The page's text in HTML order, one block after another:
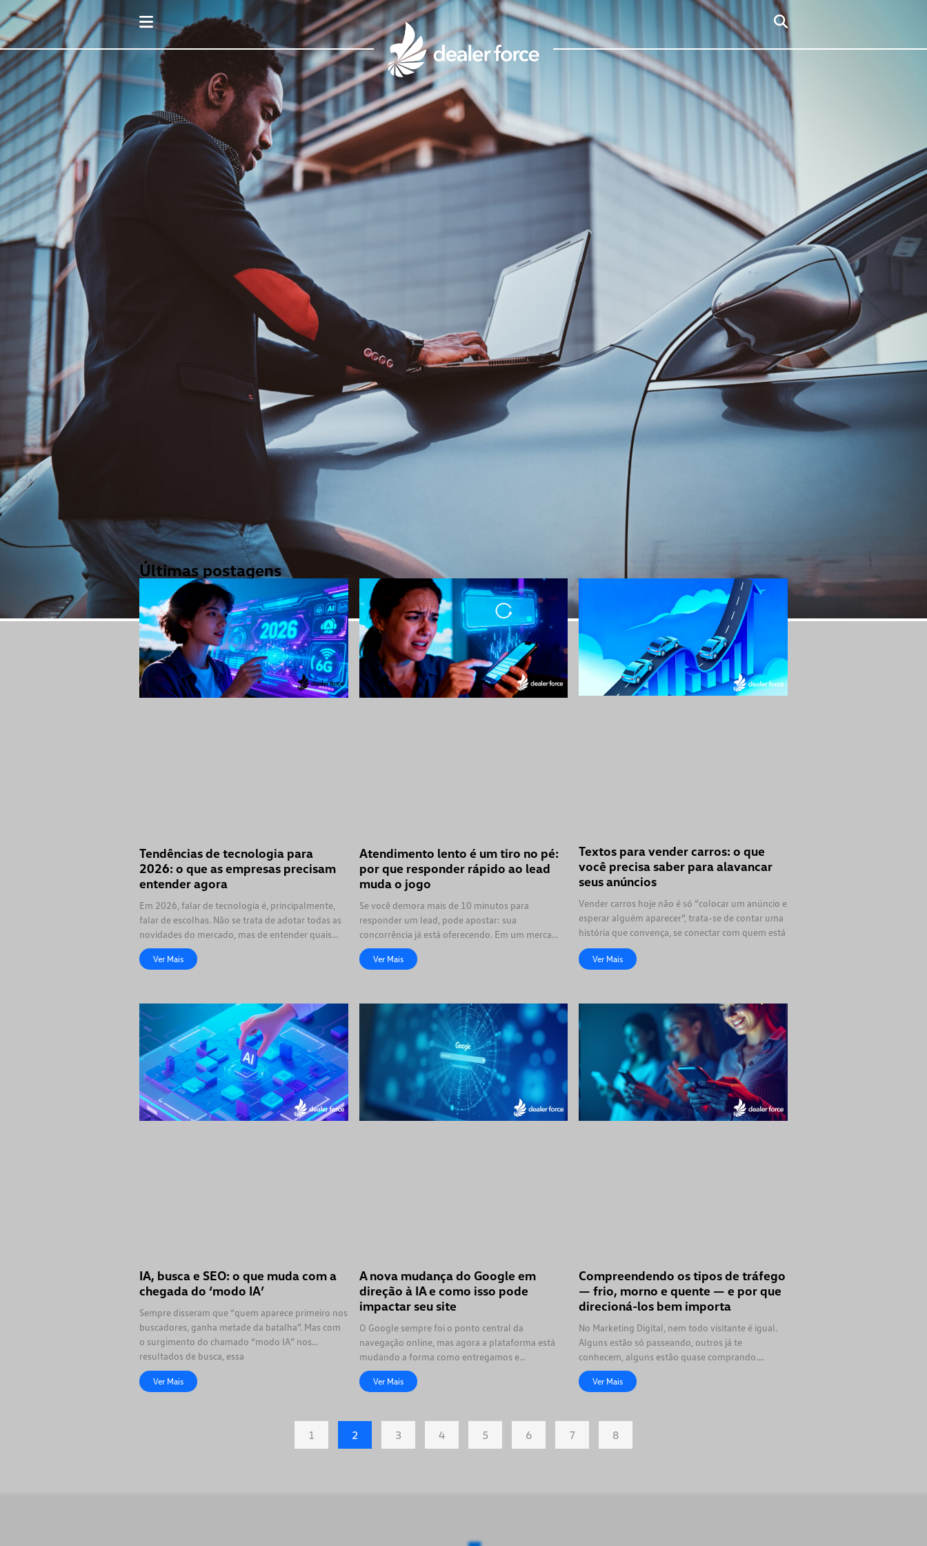
Últimas postagens
Tendências de tecnologia para
2026: o que as empresas precisam
entender agora
Em 2026, falar de tecnologia é, principalmente,
falar de escolhas. Não se trata de adotar todas as
novidades do mercado, mas de entender quais
soluções
Ver Mais
Atendimento lento é um tiro no pé:
por que responder rápido ao lead
muda o jogo
Se você demora mais de 10 minutos para
responder um lead, pode apostar: sua
concorrência já está oferecendo. Em um mercado
cada vez mais ágil
Ver Mais
Textos para vender carros: o que
você precisa saber para alavancar
seus anúncios
Vender carros hoje não é só “colocar um anúncio e
esperar alguém aparecer”, trata-se de contar uma
história que convença, se conectar com quem está
Ver Mais
IA, busca e SEO: o que muda com a
chegada do ‘modo IA’
Sempre disseram que “quem aparece primeiro nos
buscadores, ganha metade da batalha”. Mas com
o surgimento do chamado “modo IA” nos
resultados de busca, essa
Ver Mais
A nova mudança do Google em
direção à IA e como isso pode
impactar seu site
O Google sempre foi o ponto central da
navegação online, mas agora a plataforma está
mudando a forma como entregamos e
consumimos informações. Com a
Ver Mais
Compreendendo os tipos de tráfego
— frio, morno e quente — e por que
direcioná-los bem importa
No Marketing Digital, nem todo visitante é igual.
Alguns estão só passeando, outros já te
conhecem, alguns estão quase comprando.
Entender esses diferentes níveis de
Ver Mais
1 2 3 4 5 6 7 8